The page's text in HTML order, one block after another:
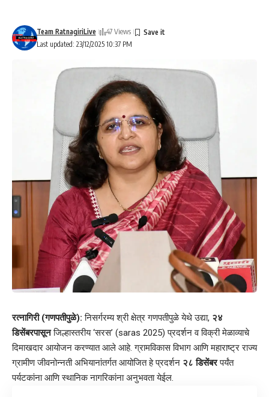
Last updated: 23/12/2025 10:37 PM
Team RatnagiriLive 47 Views
रत्नागिरी (गणपतीपुळे): निसर्गरम्यश्री क्षेत्र गणपतीपुळेयेथे उद्या, २४
डिसेंबरपासूनजिल्हास्तरीय ‘सरस’ (saras 2025) प्रदर्शन व विक्री मेळाव्याचे
दिमाखदार आयोजन करण्यात आले आहे. ग्रामविकास विभाग आणि महाराष्ट्र राज्य
ग्रामीण जीवनोन्नती अभियानांतर्गत आयोजित हे प्रदर्शन २८ डिसेंबरपर्यंत
पर्यटकांना आणि स्थानिक नागरिकांना अनुभवता येईल.